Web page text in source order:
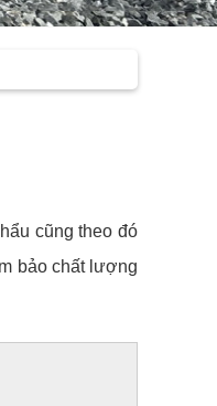
cũng theo đó
bảo chất lượng